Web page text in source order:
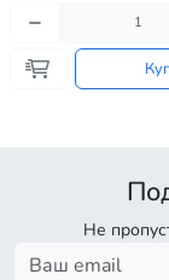
Не